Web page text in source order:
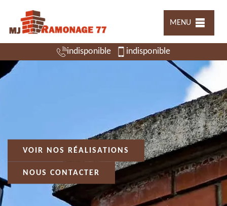
MENU
indisponible indisponible
VOIR NOS RÉALISATIONS
NOUS CONTACTER